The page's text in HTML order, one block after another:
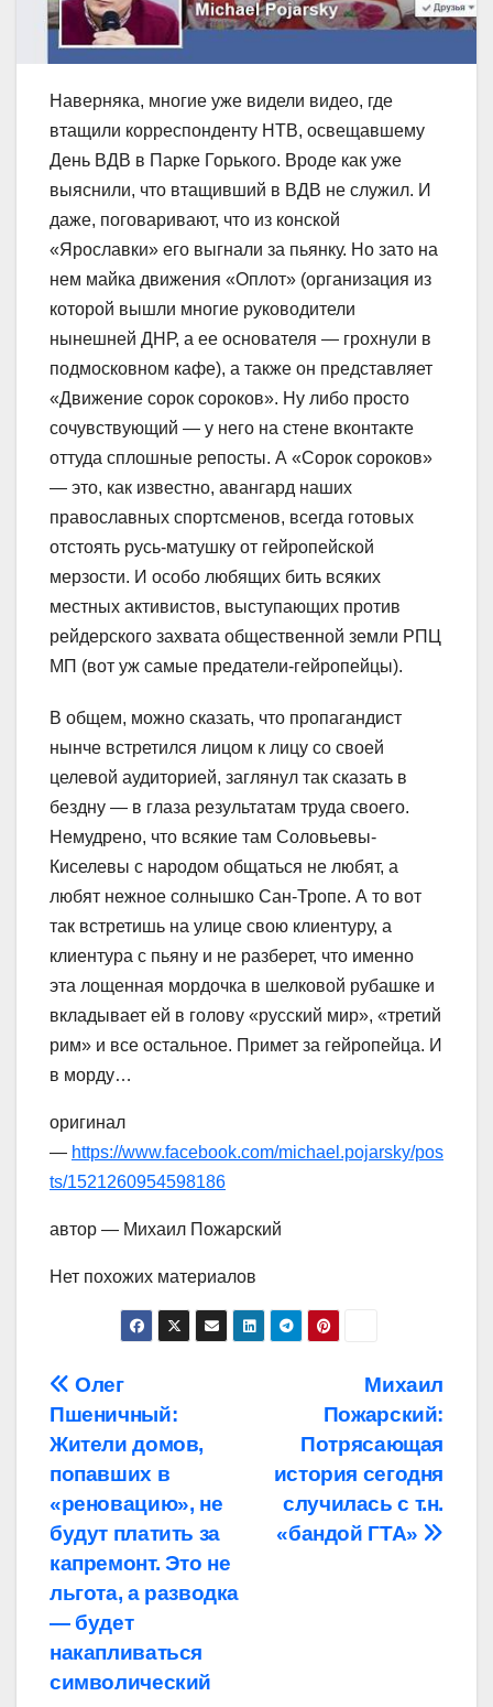
Наверняка, многие уже видели видео, где
втащили корреспонденту НТВ, освещавшему
День ВДВ в Парке Горького. Вроде как уже
выяснили, что втащивший в ВДВ не служил. И
даже, поговаривают, что из конской
«Ярославки» его выгнали за пьянку. Но зато на
нем майка движения «Оплот» (организация из
которой вышли многие руководители
нынешней ДНР, а ее основателя — грохнули в
подмосковном кафе), а также он представляет
«Движение сорок сороков». Ну либо просто
сочувствующий — у него на стене вконтакте
оттуда сплошные репосты. А «Сорок сороков»
— это, как известно, авангард наших
православных спортсменов, всегда готовых
отстоять русь-матушку от гейропейской
мерзости. И особо любящих бить всяких
местных активистов, выступающих против
рейдерского захвата общественной земли РПЦ
МП (вот уж самые предатели-гейропейцы).
В общем, можно сказать, что пропагандист
нынче встретился лицом к лицу со своей
целевой аудиторией, заглянул так сказать в
бездну — в глаза результатам труда своего.
Немудрено, что всякие там Соловьевы-
Киселевы с народом общаться не любят, а
любят нежное солнышко Сан-Тропе. А то вот
так встретишь на улице свою клиентуру, а
клиентура с пьяну и не разберет, что именно
эта лощенная мордочка в шелковой рубашке и
вкладывает ей в голову «русский мир», «третий
рим» и все остальное. Примет за гейропейца. И
в морду…
оригинал
— https://www.facebook.com/michael.pojarsky/pos
ts/1521260954598186
автор — Михаил Пожарский
Нет похожих материалов
Навигация
по
записям
Михаил
Пожарский:
Потрясающая
история сегодня
случилась с т.н.
«бандой ГТА»
Олег
Пшеничный:
Жители домов,
попавших в
«реновацию», не
будут платить за
капремонт. Это не
льгота, а разводка
— будет
накапливаться
символический